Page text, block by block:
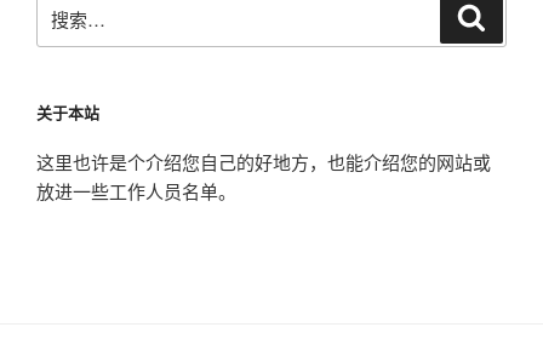
索：
关于本站
这里也许是个介绍您自己的好地方，也能介绍您的网站或
放进一些工作人员名单。